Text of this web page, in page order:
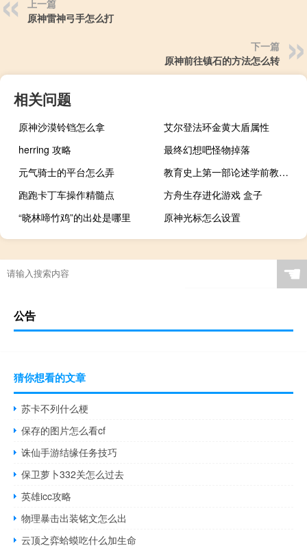
上一篇
原神雷神弓手怎么打
下一篇
原神前往镇石的方法怎么转
相关问题
原神沙漠铃铛怎么拿
艾尔登法环金黄大盾属性
herring 攻略
最终幻想吧怪物掉落
元气骑士的平台怎么弄
教育史上第一部论述学前教育的专著是什么
跑跑卡丁车操作精髓点
方舟生存进化游戏 盒子
“晓林啼竹鸡”的出处是哪里
原神光标怎么设置
☚
公告
猜你想看的文章
苏卡不列什么梗
保存的图片怎么看cf
诛仙手游结缘任务技巧
保卫萝卜332关怎么过去
英雄icc攻略
物理暴击出装铭文怎么出
云顶之弈蛤蟆吃什么加生命